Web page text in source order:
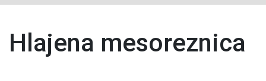
Hlajena mesoreznica